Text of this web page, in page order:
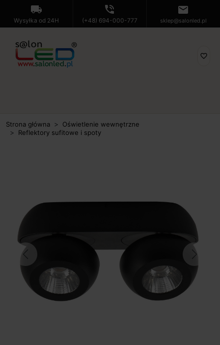
local_shipping
Wysyłka od 24H
phone_in_talk
(+48) 694-000-777
mail
sklep@salonled.pl
favorite_border
Strona główna
Oświetlenie wewnętrzne
Reflektory sufitowe i spoty
Previous